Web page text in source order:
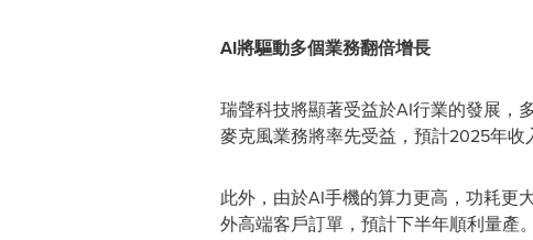
AI將驅動多個業務翻倍增長
瑞聲科技將顯著受益於AI行業的發展，
麥克風業務將率先受益，預計2025年收
此外，由於AI手機的算力更高，功耗更
外高端客戶訂單，預計下半年順利量產